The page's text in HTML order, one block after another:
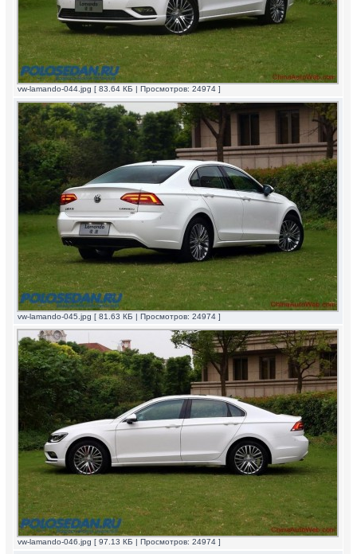
vw-lamando-044.jpg [ 83.64 КБ | Просмотров: 24974 ]
vw-lamando-045.jpg [ 81.63 КБ | Просмотров: 24974 ]
vw-lamando-046.jpg [ 97.13 КБ | Просмотров: 24974 ]